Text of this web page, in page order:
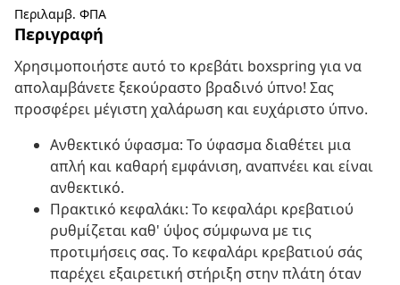
Περιλαμβ. ΦΠΑ
Περιγραφή
Χρησιμοποιήστε αυτό το κρεβάτι boxspring για να
απολαμβάνετε ξεκούραστο βραδινό ύπνο! Σας
προσφέρει μέγιστη χαλάρωση και ευχάριστο ύπνο.
Ανθεκτικό ύφασμα: Το ύφασμα διαθέτει μια
απλή και καθαρή εμφάνιση, αναπνέει και είναι
ανθεκτικό.
Πρακτικό κεφαλάκι: Το κεφαλάρι κρεβατιού
ρυθμίζεται καθ' ύψος σύμφωνα με τις
προτιμήσεις σας. Το κεφαλάρι κρεβατιού σάς
παρέχει εξαιρετική στήριξη στην πλάτη όταν